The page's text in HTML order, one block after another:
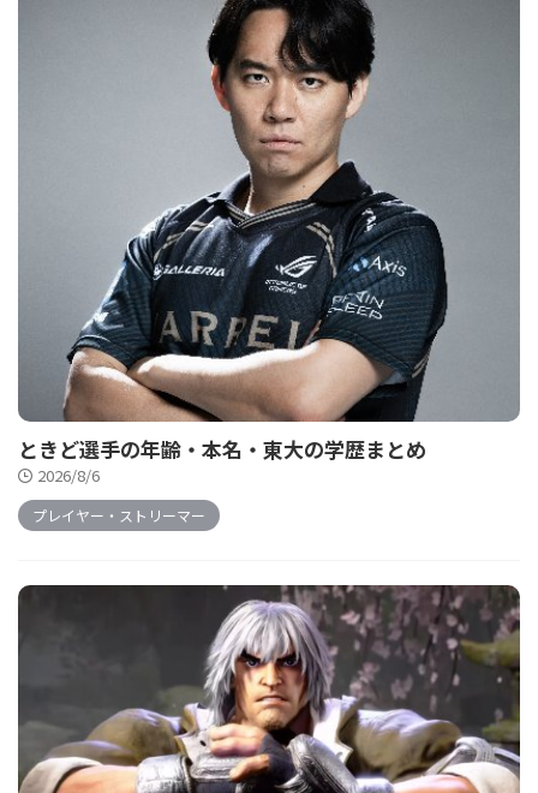
ときど選手の年齢・本名・東大の学歴まとめ
2026/8/6
プレイヤー・ストリーマー